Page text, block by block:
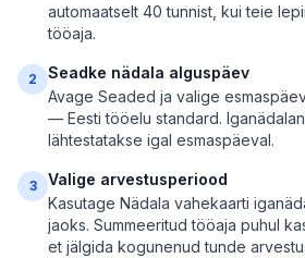
automaatselt 40 tunnist, kui teie
tööaja.
2
Seadke nädala alguspäev
Avage Seaded ja valige
— Eesti tööelu standard.
lähtestatakse igal esmaspäeval.
3
Valige arvestusperiood
Kasutage Nädala vahekaarti
jaoks. Summeeritud tööaja puhul
et jälgida kogunenud tunde